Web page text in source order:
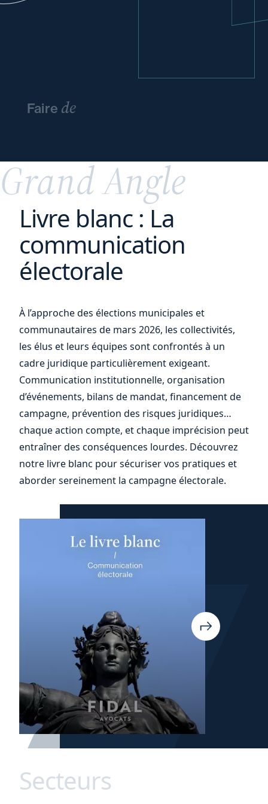
Faire de
Grand Angle
Livre blanc : La
communication
électorale
À l’approche des élections municipales et
communautaires de mars 2026, les collectivités,
les élus et leurs équipes sont confrontés à un
cadre juridique particulièrement exigeant.
Communication institutionnelle, organisation
d’événements, bilans de mandat, financement de
campagne, prévention des risques juridiques…
chaque action compte, et chaque imprécision peut
entraîner des conséquences lourdes. Découvrez
notre livre blanc pour sécuriser vos pratiques et
aborder sereinement la campagne électorale.
Secteurs